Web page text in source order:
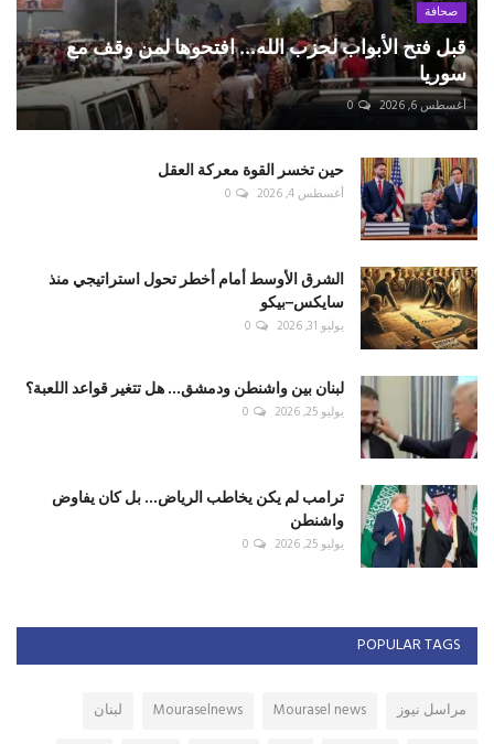
صحافة
قبل فتح الأبواب لحزب الله... افتحوها لمن وقف مع
سوريا
أغسطس 6, 2026 0
حين تخسر القوة معركة العقل
أغسطس 4, 2026 0
الشرق الأوسط أمام أخطر تحول استراتيجي منذ
سايكس–بيكو
يوليو 31, 2026 0
لبنان بين واشنطن ودمشق... هل تتغير قواعد اللعبة؟
يوليو 25, 2026 0
ترامب لم يكن يخاطب الرياض... بل كان يفاوض
واشنطن
يوليو 25, 2026 0
POPULAR TAGS
مراسل نيوز Mourasel news
Mouraselnews
لبنان